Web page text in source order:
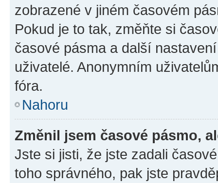
zobrazené v jiném časovém
Pokud je to tak, změňte si
časové pásma a další
uživatelé. Anonymním
fóra.
Nahoru
Změnil jsem časové pásmo,
Jste si jisti, že jste zadali
toho správného, pak jste